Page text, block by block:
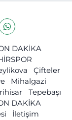
DAKİKA
Çifteler
Mihalgazi
Tepebaşı
DAKİKA
İletişim